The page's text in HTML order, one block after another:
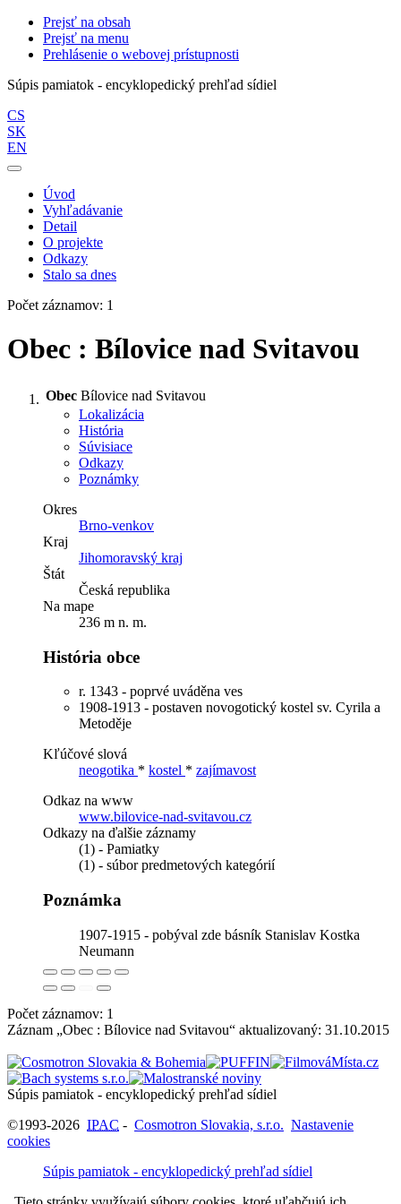
Prejsť na obsah
Prejsť na menu
Prehlásenie o webovej prístupnosti
Súpis pamiatok - encyklopedický prehľad sídiel
CS
SK
EN
Úvod
Vyhľadávanie
Detail
O projekte
Odkazy
Stalo sa dnes
Počet záznamov: 1
Obec : Bílovice nad Svitavou
Obec Bílovice nad Svitavou
Lokalizácia
História
Súvisiace
Odkazy
Poznámky
Okres
Brno-venkov
Kraj
Jihomoravský kraj
Štát
Česká republika
Na mape
236 m n. m.
História obce
r. 1343 - poprvé uváděna ves
1908-1913 - postaven novogotický kostel sv. Cyrila a
Metoděje
Kľúčové slová
neogotika * kostel * zajímavost
Odkaz na www
www.bilovice-nad-svitavou.cz
Odkazy na ďalšie záznamy
(1) - Pamiatky
(1) - súbor predmetových kategórií
Poznámka
1907-1915 - pobýval zde básník Stanislav Kostka
Neumann
Počet záznamov: 1
Záznam „Obec : Bílovice nad Svitavou“ aktualizovaný: 31.10.2015
Súpis pamiatok - encyklopedický prehľad sídiel
©1993-2026 IPAC - Cosmotron Slovakia, s.r.o. Nastavenie
cookies
Súpis pamiatok - encyklopedický prehľad sídiel